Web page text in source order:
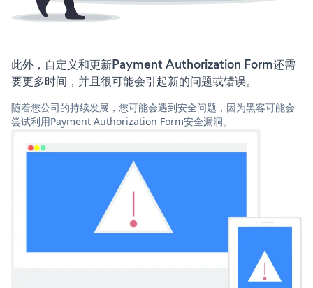
此外，自定义和更新Payment Authorization Form还需
要更多时间，并且很可能会引起新的问题或错误。
随着您公司的持续发展，您可能会遇到安全问题，因为黑客可能会
尝试利用Payment Authorization Form安全漏洞。